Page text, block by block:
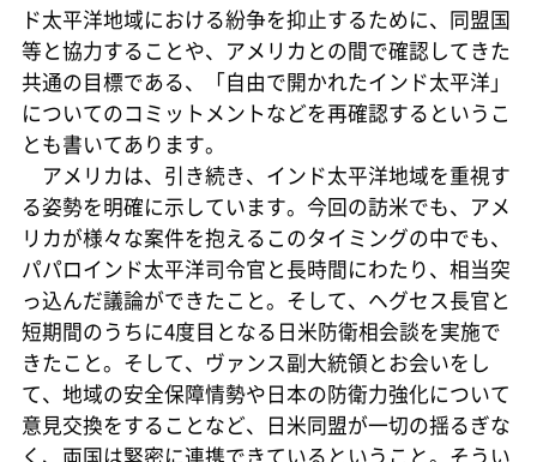
ド太平洋地域における紛争を抑止するために、同盟国
等と協力することや、アメリカとの間で確認してきた
共通の目標である、「自由で開かれたインド太平洋」
についてのコミットメントなどを再確認するというこ
とも書いてあります。
アメリカは、引き続き、インド太平洋地域を重視す
る姿勢を明確に示しています。今回の訪米でも、アメ
リカが様々な案件を抱えるこのタイミングの中でも、
パパロインド太平洋司令官と長時間にわたり、相当突
っ込んだ議論ができたこと。そして、ヘグセス長官と
短期間のうちに4度目となる日米防衛相会談を実施で
きたこと。そして、ヴァンス副大統領とお会いをし
て、地域の安全保障情勢や日本の防衛力強化について
意見交換をすることなど、日米同盟が一切の揺るぎな
く、両国は緊密に連携できているということ。そうい